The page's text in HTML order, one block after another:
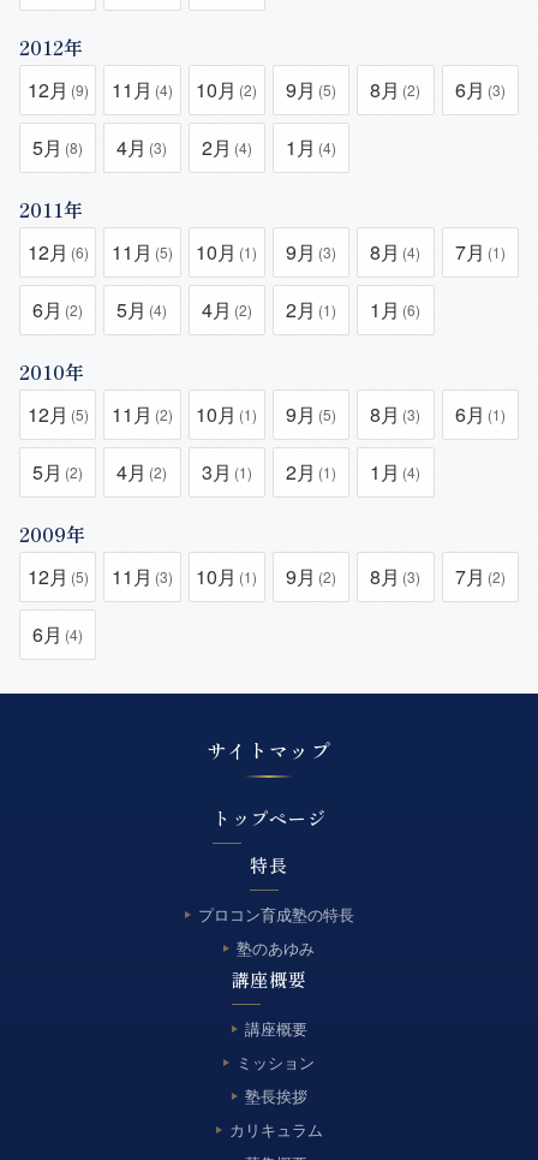
2012年
12月 (9) 11月 (4) 10月 (2) 9月 (5) 8月 (2) 6月 (3)
5月 (8) 4月 (3) 2月 (4) 1月 (4)
2011年
12月 (6) 11月 (5) 10月 (1) 9月 (3) 8月 (4) 7月 (1)
6月 (2) 5月 (4) 4月 (2) 2月 (1) 1月 (6)
2010年
12月 (5) 11月 (2) 10月 (1) 9月 (5) 8月 (3) 6月 (1)
5月 (2) 4月 (2) 3月 (1) 2月 (1) 1月 (4)
2009年
12月 (5) 11月 (3) 10月 (1) 9月 (2) 8月 (3) 7月 (2)
6月 (4)
サイトマップ
トップページ
特長
プロコン育成塾の特長
塾のあゆみ
講座概要
講座概要
ミッション
塾長挨拶
カリキュラム